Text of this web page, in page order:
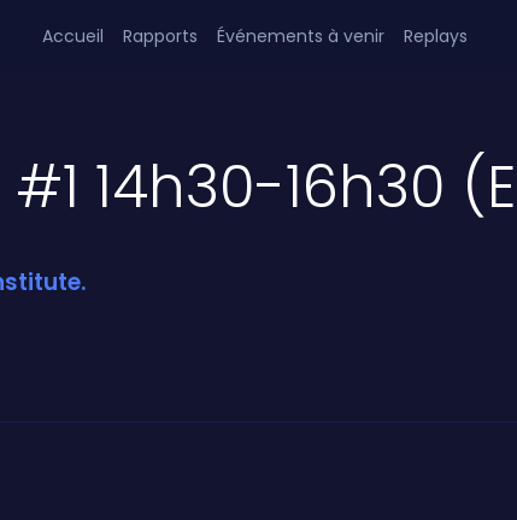
Accueil Rapports Événements à venir Replays
14h30-16h30